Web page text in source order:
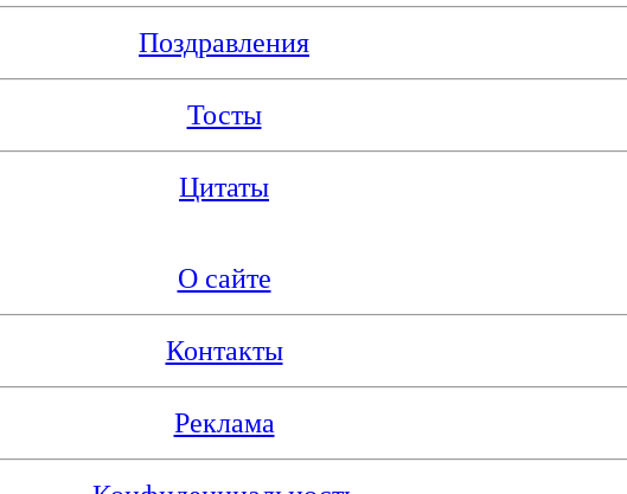
Поздравления
Тосты
Цитаты
О сайте
Контакты
Реклама